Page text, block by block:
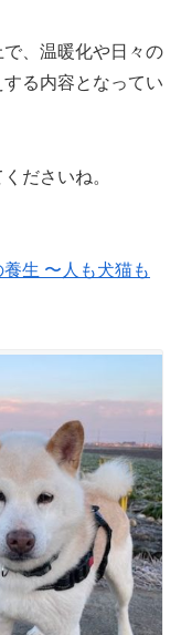
、温暖化や日々の
る内容となってい
ださいね。
生 〜人も犬猫も